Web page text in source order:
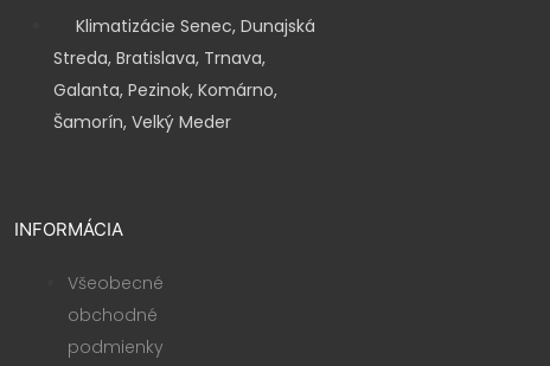
Klimatizácie Senec, Dunajská
Streda, Bratislava, Trnava,
Galanta, Pezinok, Komárno,
Šamorín, Velký Meder
INFORMÁCIA
Všeobecné
obchodné
podmienky